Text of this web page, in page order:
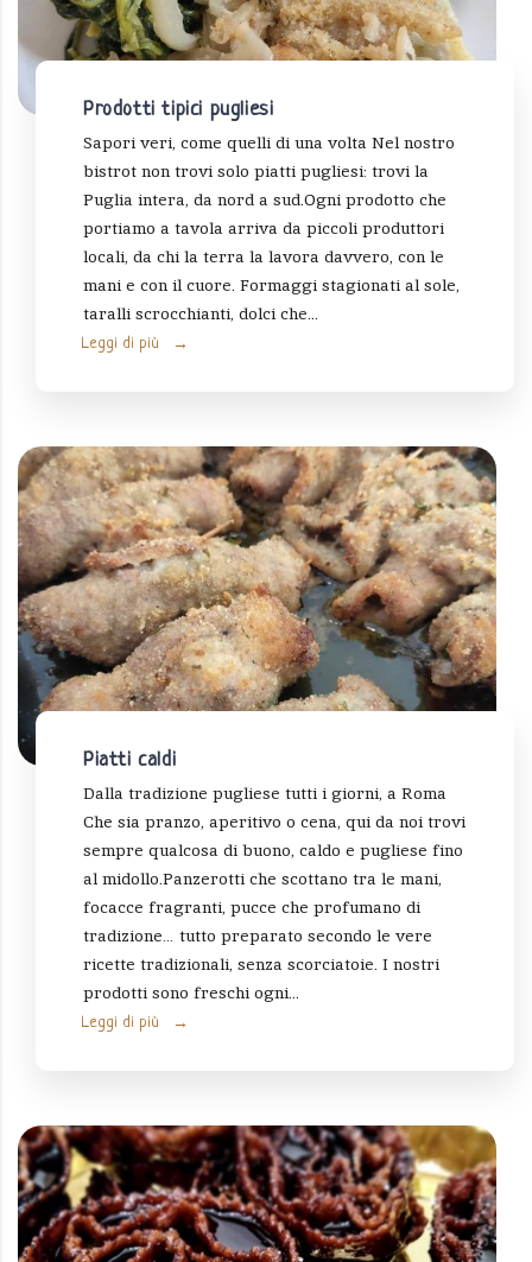
Prodotti tipici pugliesi
Sapori veri, come quelli di una volta Nel nostro
bistrot non trovi solo piatti pugliesi: trovi la
Puglia intera, da nord a sud.Ogni prodotto che
portiamo a tavola arriva da piccoli produttori
locali, da chi la terra la lavora davvero, con le
mani e con il cuore. Formaggi stagionati al sole,
taralli scrocchianti, dolci che...
Leggi di più
Piatti caldi
Dalla tradizione pugliese tutti i giorni, a Roma
Che sia pranzo, aperitivo o cena, qui da noi trovi
sempre qualcosa di buono, caldo e pugliese fino
al midollo.Panzerotti che scottano tra le mani,
focacce fragranti, pucce che profumano di
tradizione… tutto preparato secondo le vere
ricette tradizionali, senza scorciatoie. I nostri
prodotti sono freschi ogni...
Leggi di più